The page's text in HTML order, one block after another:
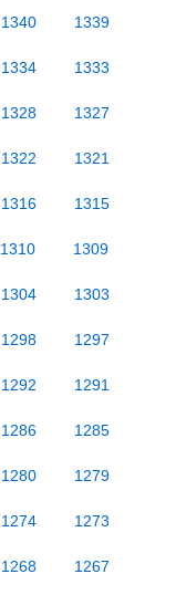
1340 1339
1334 1333
1328 1327
1322 1321
1316 1315
1310 1309
1304 1303
1298 1297
1292 1291
1286 1285
1280 1279
1274 1273
1268 1267